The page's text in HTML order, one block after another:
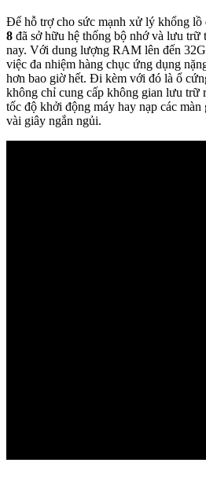
Để hỗ trợ cho sức mạnh xử lý khổng lồ
8 đã sở hữu hệ thống bộ nhớ và lưu trữ
nay. Với dung lượng RAM lên đến
việc đa nhiệm hàng chục ứng dụng
hơn bao giờ hết. Đi kèm với đó là ổ
không chỉ cung cấp không gian lưu trữ
tốc độ khởi động máy hay nạp các
vài giây ngắn ngủi.